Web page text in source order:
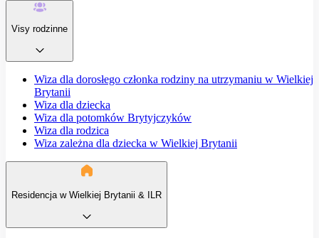
Visy rodzinne
Wiza dla dorosłego członka rodziny na utrzymaniu w Wielkiej
Brytanii
Wiza dla dziecka
Wiza dla potomków Brytyjczyków
Wiza dla rodzica
Wiza zależna dla dziecka w Wielkiej Brytanii
Residencja w Wielkiej Brytanii & ILR